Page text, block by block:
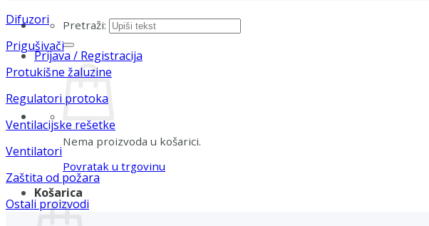
Pretraži:
Prijava / Registracija
Nema proizvoda u košarici.
Povratak u trgovinu
Košarica
Difuzori
Prigušivači
Protukišne žaluzine
Regulatori protoka
Ventilacijske rešetke
Ventilatori
Zaštita od požara
Ostali proizvodi